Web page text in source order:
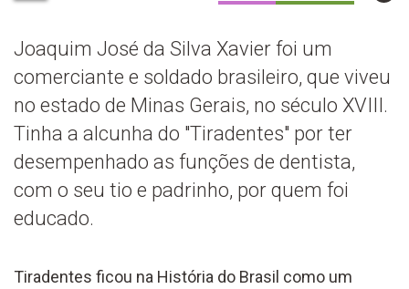
Joaquim José da Silva Xavier foi um
comerciante e soldado brasileiro, que viveu
no estado de Minas Gerais, no século XVIII.
Tinha a alcunha do "Tiradentes" por ter
desempenhado as funções de dentista,
com o seu tio e padrinho, por quem foi
educado.
Tiradentes ficou na História do Brasil como um